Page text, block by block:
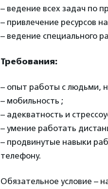
– ведение всех задач по
– привлечение ресурсов
– ведение специального
Требования:
– опыт работы с людьми,
– мобильность ;
– адекватность и
– умение работать
– продвинутые навыки
телефону.
Обязательное условие –